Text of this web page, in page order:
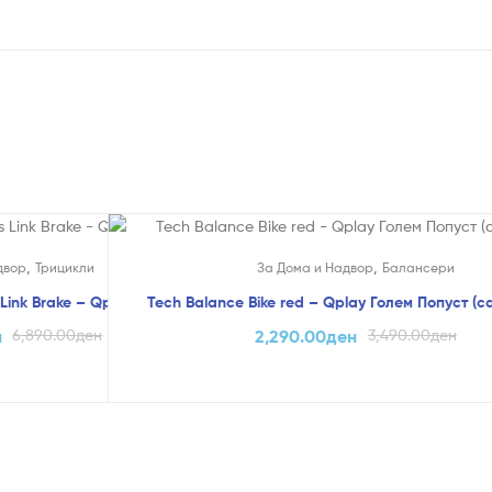
Трицикли
Brake – Qplay
6,890.00ден
За Дома и Надвор Балансери
Tech Balance Bike red – Qplay Голем Попуст
3,490.00ден
2,290.00ден